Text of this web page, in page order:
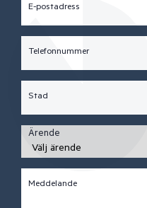
E-postadress
Telefonnummer
Stad
Ärende
Meddelande